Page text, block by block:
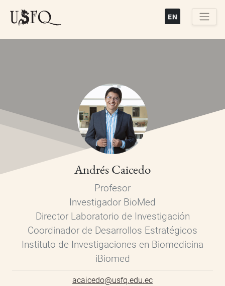
Andrés Caicedo
Profesor
Investigador BioMed
Director Laboratorio de Investigación
Coordinador de Desarrollos Estratégicos
Instituto de Investigaciones en Biomedicina
iBiomed
acaicedo@usfq.edu.ec